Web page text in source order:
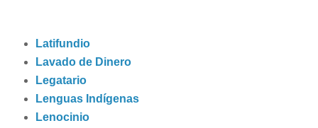
Latifundio
Lavado de Dinero
Legatario
Lenguas Indígenas
Lenocinio